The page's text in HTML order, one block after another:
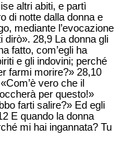
altri abiti, e partì
di notte dalla donna e
mediante l’evocazione
dirò». 28,9 La donna gli
fatto, com’egli ha
e gli indovini; perché
farmi morire?» 28,10
vero che il
per questo!»
farti salire?» Ed egli
E quando la donna
mi hai ingannata? Tu